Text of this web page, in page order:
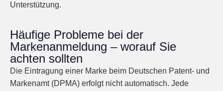
Unterstützung.
Häufige Probleme bei der
Markenanmeldung – worauf Sie
achten sollten
Die Eintragung einer Marke beim Deutschen Patent- und
Markenamt (DPMA) erfolgt nicht automatisch. Jede